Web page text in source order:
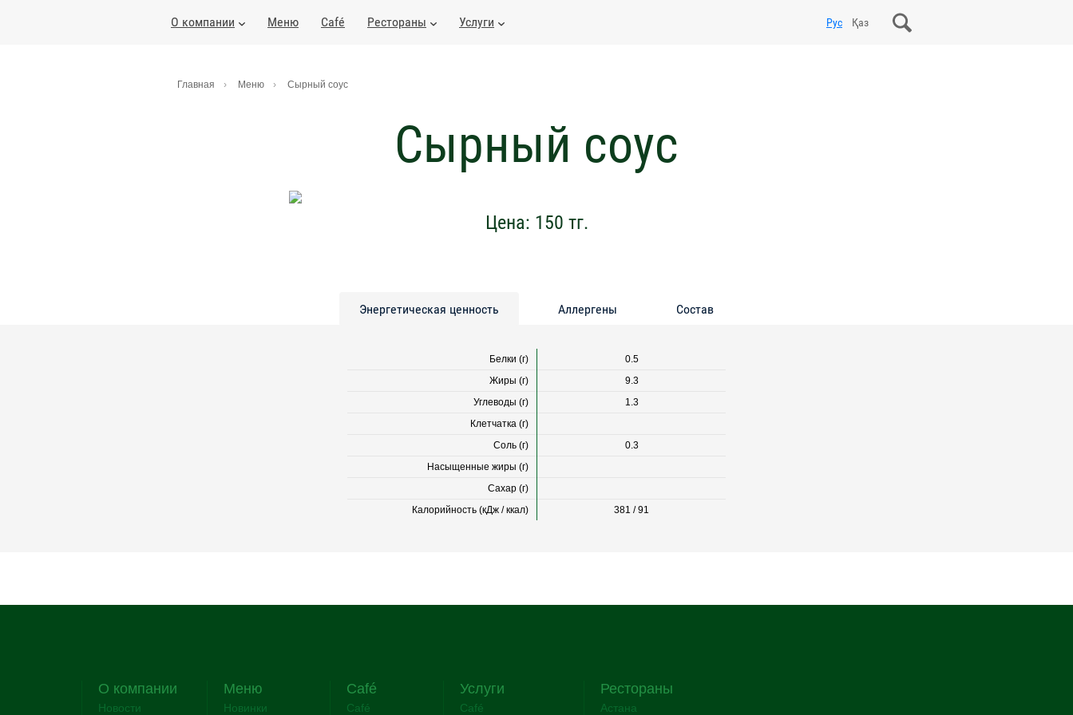
О компании Меню Café Рестораны Услуги Рус Қаз
Главная Меню Сырный соус
Сырный соус
Цена: 150 тг.
Энергетическая ценность Аллергены Состав
Белки (г)
0.5
Жиры (г)
9.3
Углеводы (г)
1.3
Клетчатка (г)
Соль (г)
0.3
Насыщенные жиры (г)
Сахар (г)
Калорийность (кДж / ккал)
381 / 91
О компании
Новости
Меню
Новинки
Café
Café
Услуги
Café
Рестораны
Астана